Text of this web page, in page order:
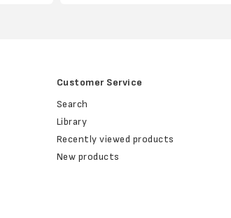
Customer Service
Search
Library
Recently viewed products
New products